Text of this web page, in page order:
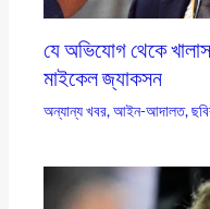
যে অভিযোগ থেকে
মাইকেল জ্যাকসন
অন্যান্য খবর,আইন-আদালত,